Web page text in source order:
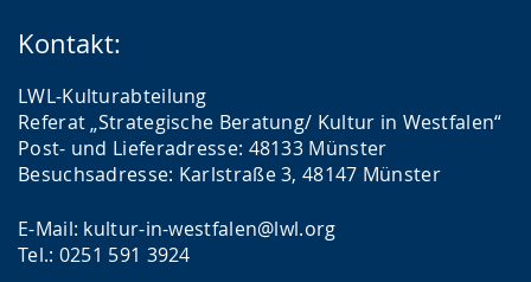
Kontakt:
LWL-Kulturabteilung
Referat „Strategische Beratung/ Kultur in Westfalen“
Post- und Lieferadresse: 48133 Münster
Besuchsadresse: Karlstraße 3, 48147 Münster
E-Mail: kultur-in-westfalen@lwl.org
Tel.: 0251 591 3924